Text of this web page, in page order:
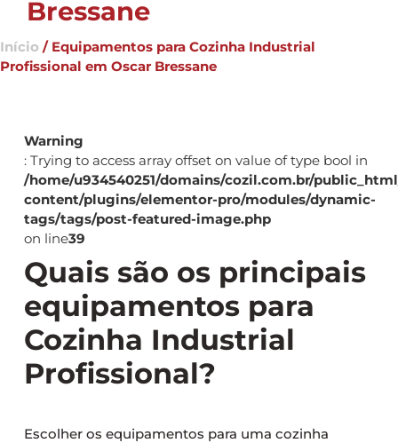
Bressane
Início / Equipamentos para Cozinha Industrial
Profissional em Oscar Bressane
Warning
: Trying to access array offset on value of type bool in
/home/u934540251/domains/cozil.com.br/
content/plugins/elementor-pro/modules/dynamic-
tags/tags/post-featured-image.php
on line39
Quais são os principais
equipamentos para
Cozinha Industrial
Profissional?
Escolher os equipamentos para uma cozinha